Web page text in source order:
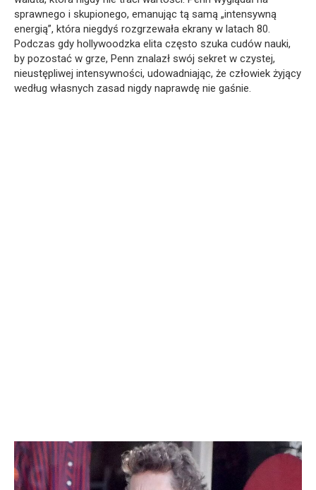
sprawnego i skupionego, emanując tą samą „intensywną
energią”, która niegdyś rozgrzewała ekrany w latach 80.
Podczas gdy hollywoodzka elita często szuka cudów nauki,
by pozostać w grze, Penn znalazł swój sekret w czystej,
nieustępliwej intensywności, udowadniając, że człowiek żyjący
według własnych zasad nigdy naprawdę nie gaśnie.